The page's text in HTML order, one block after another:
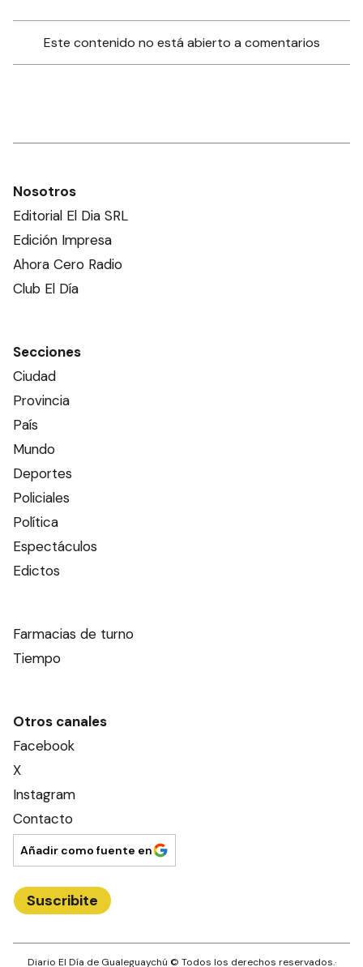
Este contenido no está abierto a comentarios
Nosotros
Editorial El Dia SRL
Edición Impresa
Ahora Cero Radio
Club El Día
Secciones
Ciudad
Provincia
País
Mundo
Deportes
Policiales
Política
Espectáculos
Edictos
Farmacias de turno
Tiempo
Otros canales
Facebook
X
Instagram
Contacto
Añadir como fuente en
Suscribite
Diario El Día de Gualeguaychú © Todos los derechos reservados.·